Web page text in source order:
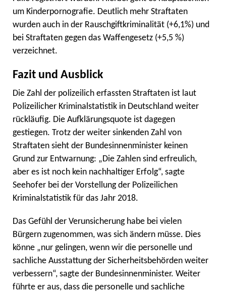
um Kinderpornografie. Deutlich mehr Straftaten
wurden auch in der Rauschgiftkriminalität (+6,1%) und
bei Straftaten gegen das Waffengesetz (+5,5 %)
verzeichnet.
Fazit und Ausblick
Die Zahl der polizeilich erfassten Straftaten ist laut
Polizeilicher Kriminalstatistik in Deutschland weiter
rückläufig. Die Aufklärungsquote ist dagegen
gestiegen. Trotz der weiter sinkenden Zahl von
Straftaten sieht der Bundesinnenminister keinen
Grund zur Entwarnung: „Die Zahlen sind erfreulich,
aber es ist noch kein nachhaltiger Erfolg“, sagte
Seehofer bei der Vorstellung der Polizeilichen
Kriminalstatistik für das Jahr 2018.
Das Gefühl der Verunsicherung habe bei vielen
Bürgern zugenommen, was sich ändern müsse. Dies
könne „nur gelingen, wenn wir die personelle und
sachliche Ausstattung der Sicherheitsbehörden weiter
verbessern“, sagte der Bundesinnenminister. Weiter
führte er aus, dass die personelle und sachliche